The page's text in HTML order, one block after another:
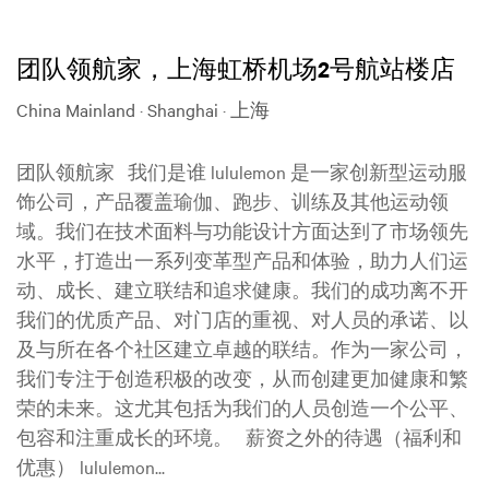
团队领航家，上海虹桥机场2号航站楼店
China Mainland · Shanghai · 上海
团队领航家 我们是谁 lululemon 是一家创新型运动服
饰公司，产品覆盖瑜伽、跑步、训练及其他运动领
域。我们在技术面料与功能设计方面达到了市场领先
水平，打造出一系列变革型产品和体验，助力人们运
动、成长、建立联结和追求健康。我们的成功离不开
我们的优质产品、对门店的重视、对人员的承诺、以
及与所在各个社区建立卓越的联结。作为一家公司，
我们专注于创造积极的改变，从而创建更加健康和繁
荣的未来。这尤其包括为我们的人员创造一个公平、
包容和注重成长的环境。 薪资之外的待遇（福利和
优惠） lululemon...